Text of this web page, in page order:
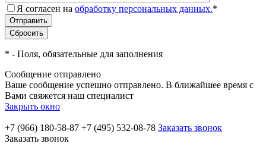
Я согласен на обработку персональных данных.*
* - Поля, обязательные для заполнения
Сообщение отправлено
Ваше сообщение успешно отправлено. В ближайшее время с
Вами свяжется наш специалист
Закрыть окно
+7 (966) 180-58-87 +7 (495) 532-08-78 Заказать звонок
Заказать звонок